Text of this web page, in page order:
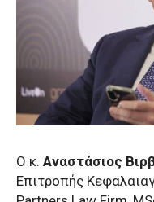
Ο κ. Αναστάσιος
Επιτροπής